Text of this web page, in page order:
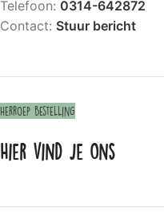
Telefoon: 0314-642872
Contact: Stuur bericht
Herroep bestelling
Hier vind je ons